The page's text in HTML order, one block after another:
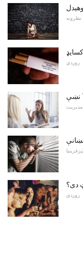
نظرونه
روږدي
دی؟
روږدي